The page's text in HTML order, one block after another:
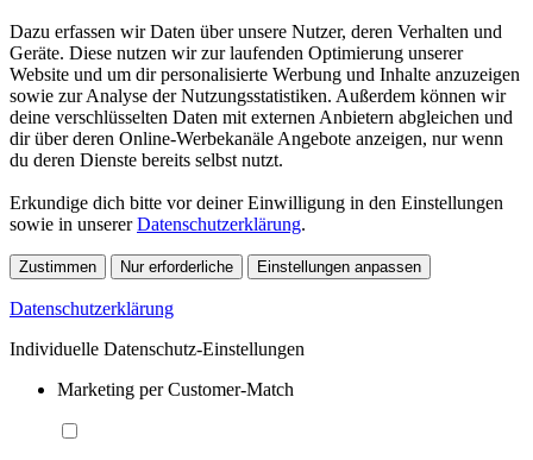
Dazu erfassen wir Daten über unsere Nutzer, deren Verhalten und
Geräte. Diese nutzen wir zur laufenden Optimierung unserer
Website und um dir personalisierte Werbung und Inhalte anzuzeigen
sowie zur Analyse der Nutzungsstatistiken. Außerdem können wir
deine verschlüsselten Daten mit externen Anbietern abgleichen und
dir über deren Online-Werbekanäle Angebote anzeigen, nur wenn
du deren Dienste bereits selbst nutzt.
Erkundige dich bitte vor deiner Einwilligung in den Einstellungen
sowie in unsererDatenschutzerklärung.
Zustimmen Nur erforderliche Einstellungen anpassen
Datenschutzerklärung
Individuelle Datenschutz-Einstellungen
Marketing per Customer-Match